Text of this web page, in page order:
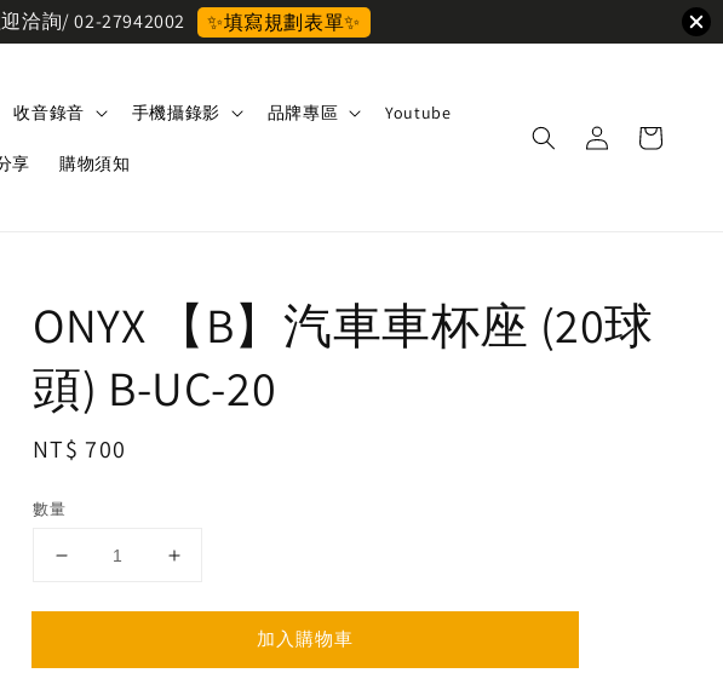
洽詢/ 02-27942002 ✨填寫規劃表單✨
收音錄音 手機攝錄影 品牌專區 Youtube
享 購物須知
ONYX 【B】汽車車杯座 (20球
頭) B-UC-20
Regular
NT$ 700
數量
加入購物車